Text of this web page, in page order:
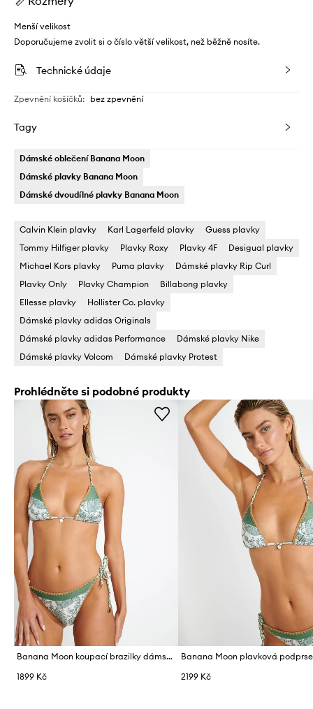
Menší velikost
Doporučujeme zvolit si o číslo větší velikost, než běžně nosíte.
Technické údaje
Zpevnění košíčků: bez zpevnění
Tagy
Dámské oblečení Banana Moon
Dámské plavky Banana Moon
Dámské dvoudílné plavky Banana Moon
Calvin Klein plavky Karl Lagerfeld plavky
Guess plavky
Tommy Hilfiger plavky
Plavky Roxy Plavky 4F
Desigual plavky
Michael Kors plavky
Puma plavky
Dámské plavky Rip Curl
Plavky Only
Plavky Champion
Billabong plavky
Ellesse plavky
Hollister Co. plavky
Dámské plavky adidas Originals
Dámské plavky adidas Performance
Dámské plavky Nike
Dámské plavky Volcom
Dámské plavky Protest
Prohlédněte si podobné produkty
Banana Moon koupací brazilky dámské Couture
1899 Kč
2199 Kč